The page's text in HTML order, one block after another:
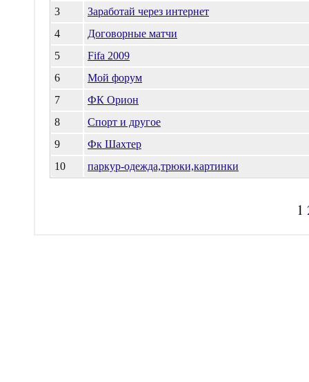
3
Заработай через интернет
4
Договорные матчи
5
Fifa 2009
6
Мой форум
7
ФК Орион
8
Спорт и другое
9
Фк Шахтер
10
паркур-одежда,трюки,картинки
1